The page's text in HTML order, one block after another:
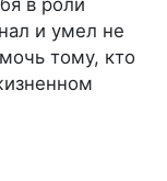
в роли
и умел не
тому, кто